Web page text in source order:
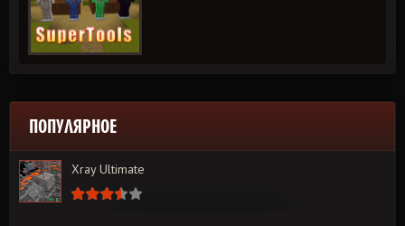
ПОПУЛЯРНОЕ
Xray Ultimate